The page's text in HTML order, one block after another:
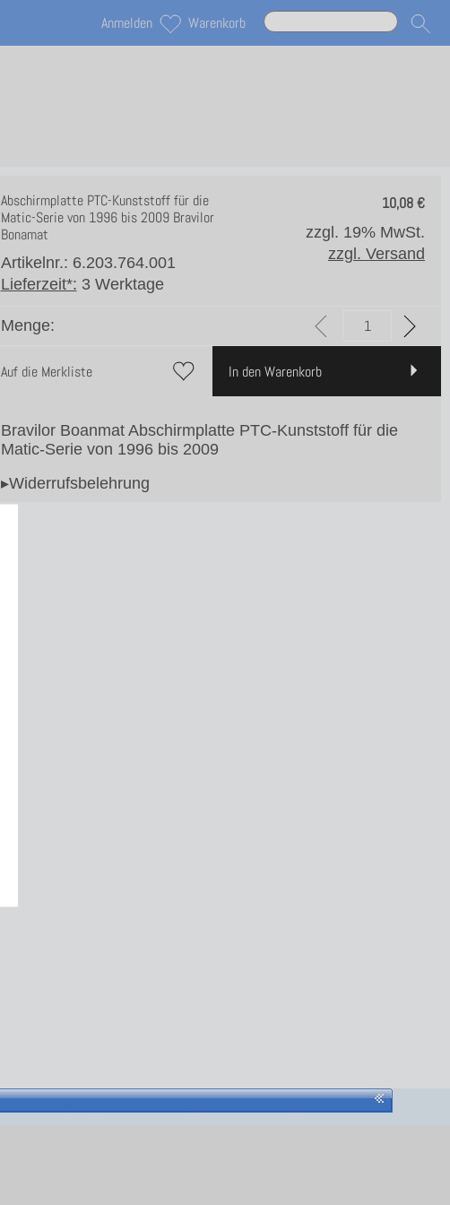
Anmelden Warenkorb
10,08€
Abschirmplatte PTC-Kunststoff für die
Matic-Serie von 1996 bis 2009 Bravilor
Bonamat
Artikelnr.: 6.203.764.001
Lieferzeit*: 3 Werktage
zzgl. 19% MwSt.
zzgl. Versand
Menge:
Auf die Merkliste In den Warenkorb
Bravilor Boanmat Abschirmplatte PTC-Kunststoff für die
Matic-Serie von 1996 bis 2009
▸Widerrufsbelehrung